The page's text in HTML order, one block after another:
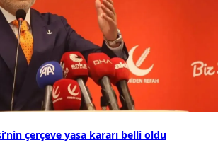
çerçeve yasa kararı belli oldu